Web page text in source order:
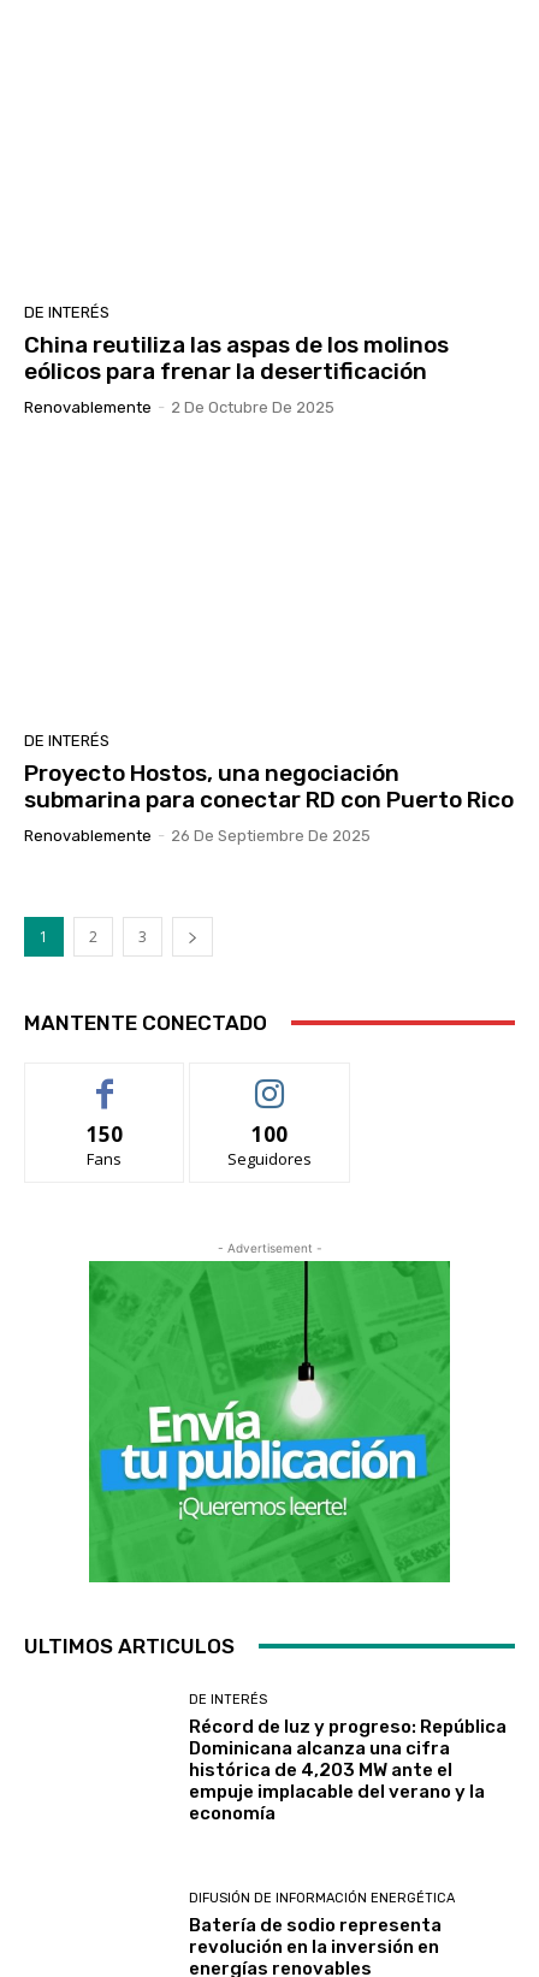
DE INTERÉS
China reutiliza las aspas de los molinos
eólicos para frenar la desertificación
Renovablemente - 2 De Octubre De 2025
DE INTERÉS
Proyecto Hostos, una negociación
submarina para conectar RD con Puerto Rico
Renovablemente - 26 De Septiembre De 2025
1 2 3
MANTENTE CONECTADO
150
Fans
100
Seguidores
- Advertisement -
ULTIMOS ARTICULOS
DE INTERÉS
Récord de luz y progreso: República
Dominicana alcanza una cifra
histórica de 4,203 MW ante el
empuje implacable del verano y la
economía
DIFUSIÓN DE INFORMACIÓN ENERGÉTICA
Batería de sodio representa
revolución en la inversión en
energías renovables